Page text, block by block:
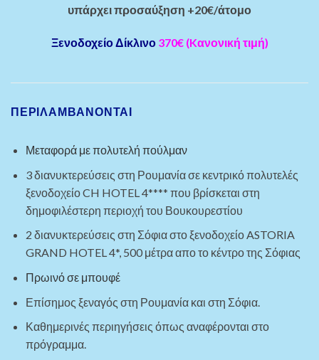
υπάρχει προσαύξηση +20€/άτομο
Ξενοδοχείο Δίκλινο 370€ (Kανονική τιμή)
ΠΕΡΙΛΑΜΒΆΝΟΝΤΑΙ
Μεταφορά με πολυτελή πούλμαν
3 διανυκτερεύσεις στη Ρουμανία σε κεντρικό πολυτελές
ξενοδοχείο CH HOTEL 4**** που βρίσκεται στη
δημοφιλέστερη περιοχή του Βουκουρεστίου
2 διανυκτερεύσεις στη Σόφια στο ξενοδοχείο ASTORIA
GRAND HOTEL 4*, 500 μέτρα απο το κέντρο της Σόφιας
Πρωινό σε μπουφέ
Επίσημος ξεναγός στη Ρουμανία και στη Σόφια.
Καθημερινές περιηγήσεις όπως αναφέρονται στο
πρόγραμμα.